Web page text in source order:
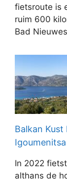
fietsroute is
ruim 600
Bad
Balkan
Igoumenitsa
In 2022
althans de